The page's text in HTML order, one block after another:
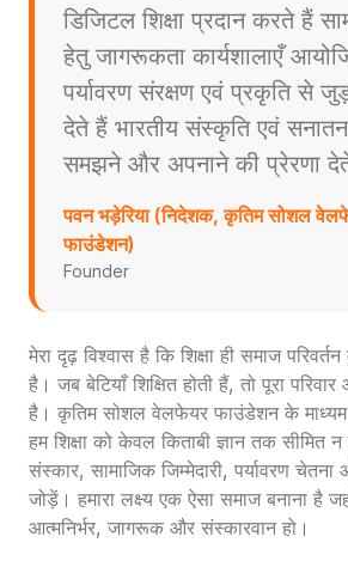
डिजिटल शिक्षा प्रदान करते हैं
हेतु जागरूकता कार्यशालाएँ
पर्यावरण संरक्षण एवं प्रकृति से
देते हैं भारतीय संस्कृति एवं
समझने और अपनाने की प्रेरणा
पवन भड़ेरिया (निदेशक, कृतिम सोशल
फाउंडेशन)
Founder
मेरा दृढ़ विश्वास है कि शिक्षा ही समाज
है। जब बेटियाँ शिक्षित होती हैं, तो पूरा
है। कृतिम सोशल वेलफेयर फाउंडेशन के माध्यम
हम शिक्षा को केवल किताबी ज्ञान तक सीमित
संस्कार, सामाजिक जिम्मेदारी, पर्यावरण
जोड़ें। हमारा लक्ष्य एक ऐसा समाज बनाना है
आत्मनिर्भर, जागरूक और संस्कारवान हो।